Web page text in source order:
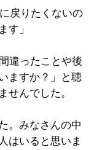
戻りたくないの
す」
違ったことや後
ますか？」と聴
せんでした。
。みなさんの中
はいると思いま